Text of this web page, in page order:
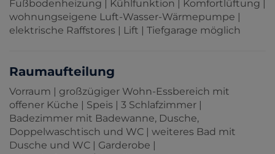
Fußbodenheizung | Kühlfunktion | Komfortlüftung |
wohnungseigene Luft-Wasser-Wärmepumpe |
elektrische Raffstores | Lift | Tiefgarage möglich
Raumaufteilung
Vorraum | großzügiger Wohn-Essbereich mit
offener Küche | Speis | 3 Schlafzimmer |
Badezimmer mit Badewanne, Dusche,
Doppelwaschtisch und WC | weiteres Bad mit
Dusche und WC | Garderobe |